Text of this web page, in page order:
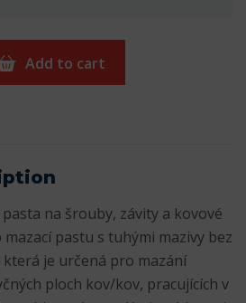
Add to cart
na šrouby, závity a kovové
mazací pastu s tuhými mazivy bez
je určená pro mazání
ploch kov/kov, pracujících v